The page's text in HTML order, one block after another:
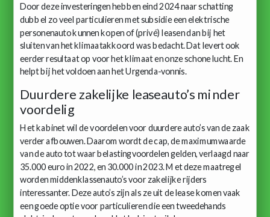
Door deze investeringen hebben eind 2024 naar schatting
dubbel zo veel particulieren met subsidie een elektrische
personenauto kunnen kopen of (privé) leasen dan bij het
sluiten van het klimaatakkoord was bedacht. Dat levert ook
eerder resultaat op voor het klimaat en onze schone lucht. En
helpt bij het voldoen aan het Urgenda-vonnis.
Duurdere zakelijke leaseauto’s minder
voordelig
Het kabinet wil de voordelen voor duurdere auto’s van de zaak
verder afbouwen. Daarom wordt de cap, de maximumwaarde
van de auto tot waar belastingvoordelen gelden, verlaagd naar
35.000 euro in 2022, en 30.000 in 2023. Met deze maatregel
worden middenklassenauto’s voor zakelijke rijders
interessanter. Deze auto’s zijn als ze uit de lease komen vaak
een goede optie voor particulieren die een tweedehands